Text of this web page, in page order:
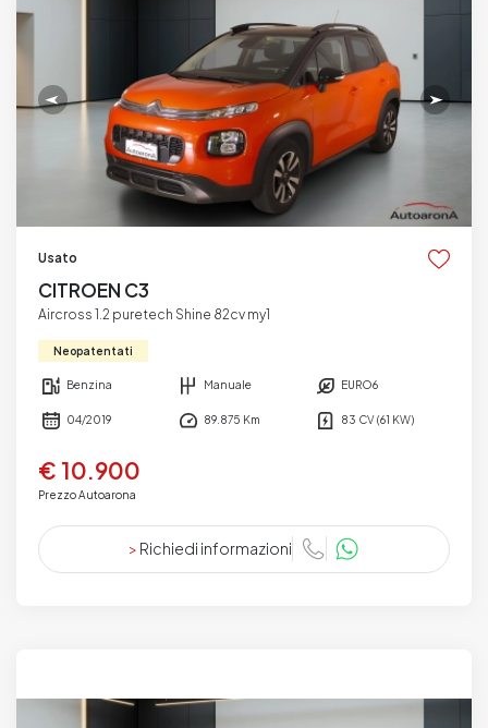
Usato
CITROEN C3
Aircross 1.2 puretech Shine 82cv my1
Neopatentati
Benzina Manuale EURO6
04/2019 89.875 Km 83 CV (61 KW)
€ 10.900
Prezzo Autoarona
> Richiedi informazioni